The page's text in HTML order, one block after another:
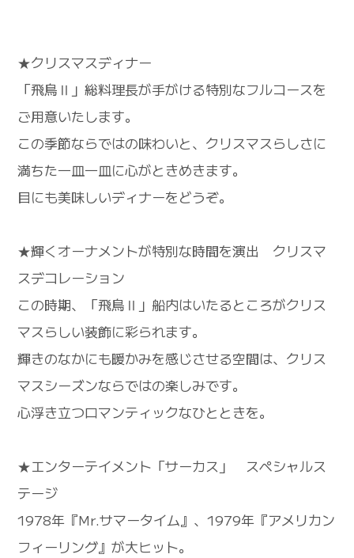
★クリスマスディナー
「飛鳥Ⅱ」総料理長が手がける特別なフルコースを
ご用意いたします。
この季節ならではの味わいと、クリスマスらしさに
満ちた一皿一皿に心がときめきます。
目にも美味しいディナーをどうぞ。
★輝くオーナメントが特別な時間を演出 クリスマ
スデコレーション
この時期、「飛鳥Ⅱ」船内はいたるところがクリス
マスらしい装飾に彩られます。
輝きのなかにも暖かみを感じさせる空間は、クリス
マスシーズンならではの楽しみです。
心浮き立つロマンティックなひとときを。
★エンターテイメント「サーカス」 スペシャルス
テージ
1978年『Mr.サマータイム』、1979年『アメリカン
フィーリング』が大ヒット。